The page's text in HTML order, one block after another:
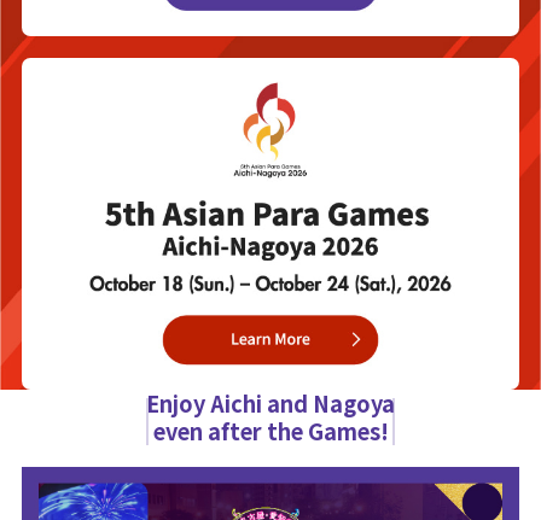
Enjoy Aichi and Nagoya
even after the Games!